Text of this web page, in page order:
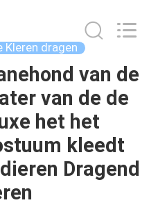
Kleren dragen
van de
van de de
het het
kleedt
Dragend